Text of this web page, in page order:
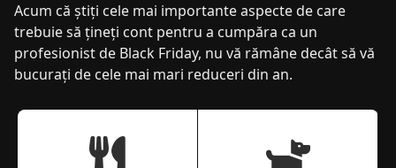
Acum că știți cele mai importante aspecte de care
trebuie să țineți cont pentru a cumpăra ca un
profesionist de Black Friday, nu vă rămâne decât să vă
bucurați de cele mai mari reduceri din an.